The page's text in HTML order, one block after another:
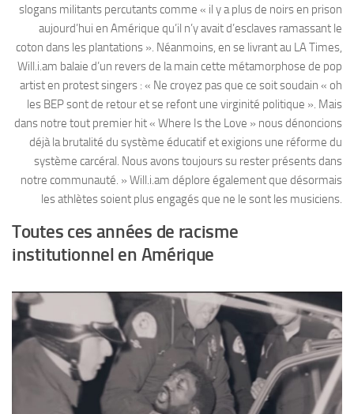
slogans militants percutants comme « il y a plus de noirs en prison
aujourd’hui en Amérique qu’il n’y avait d’esclaves ramassant le
coton dans les plantations ». Néanmoins, en se livrant au LA Times,
Will.i.am balaie d’un revers de la main cette métamorphose de pop
artist en protest singers : « Ne croyez pas que ce soit soudain « oh
les BEP sont de retour et se refont une virginité politique ». Mais
dans notre tout premier hit « Where Is the Love » nous dénoncions
déjà la brutalité du système éducatif et exigions une réforme du
système carcéral. Nous avons toujours su rester présents dans
notre communauté. » Will.i.am déplore également que désormais
les athlètes soient plus engagés que ne le sont les musiciens.
Toutes ces années de racisme
institutionnel en Amérique